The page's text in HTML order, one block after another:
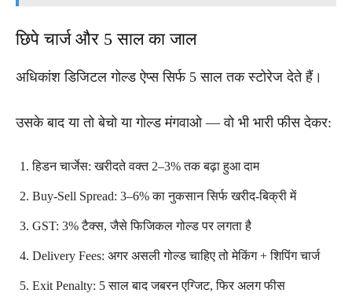
छिपे चार्ज और 5 साल का जाल
अधिकांश डिजिटल गोल्ड ऐप्स सिर्फ 5 साल तक स्टोरेज देते हैं।
उसके बाद या तो बेचो या गोल्ड मंगवाओ — वो भी भारी फीस देकर:
हिडन चार्जेस: खरीदते वक्त 2–3% तक बढ़ा हुआ दाम
Buy-Sell Spread: 3–6% का नुकसान सिर्फ खरीद-बिक्री में
GST: 3% टैक्स, जैसे फिजिकल गोल्ड पर लगता है
Delivery Fees: अगर असली गोल्ड चाहिए तो मेकिंग + शिपिंग चार्ज
Exit Penalty: 5 साल बाद जबरन एग्जिट, फिर अलग फीस